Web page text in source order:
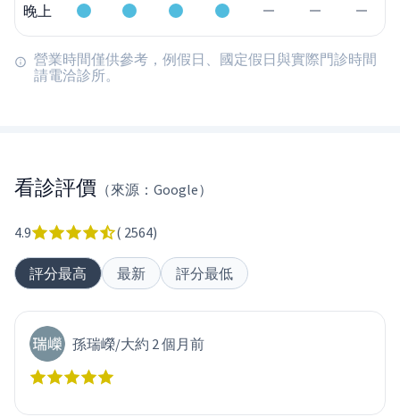
晚上
營業時間僅供參考，例假日、國定假日與實際門診時間
請電洽診所。
看診評價 （來源：Google）
4.9 ( 2564)
評分最高 最新 評分最低
孫瑞嶸/大約 2 個月前